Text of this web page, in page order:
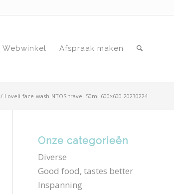
Webwinkel Afspraak maken
/ Loveli-face-wash-NTOS-travel-50ml-600×600-20230224
Onze categorieën
Diverse
Good food, tastes better
Inspanning